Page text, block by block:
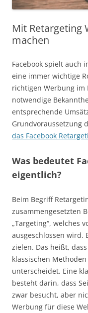
Mit Retargeting
machen
Facebook spielt auch
eine immer wichtige
richtigen Werbung
notwendige
entsprechende
Grundvoraussetzung
das Facebook
Was bedeutet
eigentlich?
Beim Begriff
zusammengesetzten
„Targeting“, welches
ausgeschlossen wird.
zielen. Das heißt,
klassischen
unterscheidet. Eine
besteht darin, dass
zwar besucht, aber
Werbung für diese